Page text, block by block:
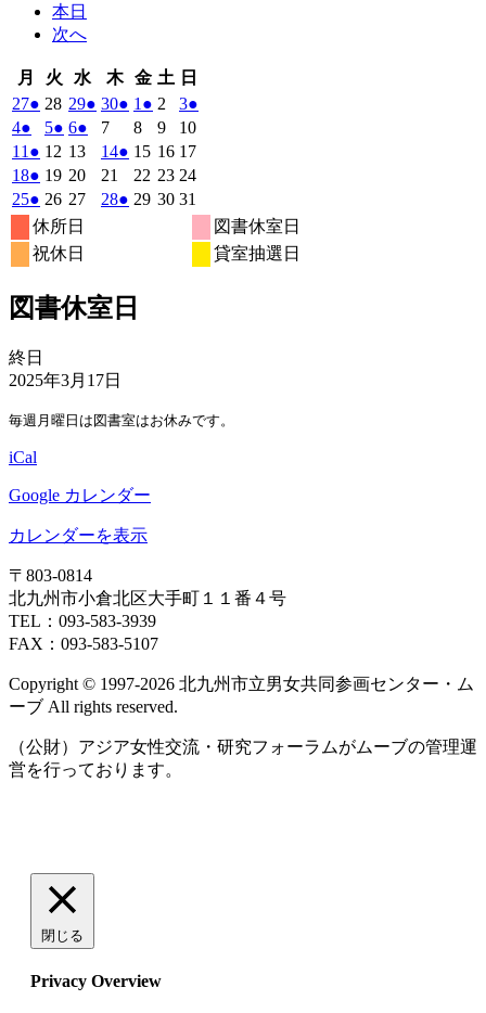
本日
次へ
月
月
曜
日
火 火
曜
日
水
曜
日
木木
曜
日
金金
曜
日
土 土
曜
日
日
曜
272026
年
4
月
27
日
● (1
件
の
イ
ベ
ン
ト)
282026
年
月
28
日
292026
年
月
29
日
● (1
件
の
イ
ベ
302026
4
月
30
日
● (1
件
の
イ
ベ
1 2026
年
5
月
1
日
● (1
件
の
イ
ベ
2 2026
年
5
月
2
日
32026
年
5
月
3
日
●
ン
ト)
42026
年
5
月
4
日
●
件
の
イ
ベ
ン
ト)
52026
年
5
月
5
日
● (1
件
の
イ
ベ
ン
ト)
62026
年
5
月
6
日
●
件
の
イ
72026
年
5
月
7
82026
年
5
月
8
92026
年
5
月
9
102026
年
10
11 2026
年
5
月
11
日
● (1
件
の
イ
ベ
ン
12 2026
年
12
日
132026
年
5
月
142026
5
月
● (1
件
の
152026
年
5
162026
年
5
172026
月
182026
年
5
月
18
● (1
件
の
イ
ベ
ト)
192026
年
5
月
19
202026
年
21
2026
年
22 2026
年
232026
年
242026
5
月
252026
年
5
月
日
● (1
件
の
イ
ン
262026
年
5
月
日
272026
日
282026
日
● (1
ン
292026
302026
31
年
5
休所日
図書休室日
祝休日
貸室抽選日
図書休室日
図
書
室
日
終日
2025年3月17日
毎週月曜日は図書室はお休みです。
iCal
Google カレンダー
カレンダーを表示
〒803‐0814
北九州市小倉北区大手町１１番４号
TEL：093‐583‐3939
FAX：093‐583‐5107
Copyright © 1997‐2026 北九州市立男女共同参画センター・ム
ーブ All rights reserved.
（公財）アジア女性交流・研究フォーラムがムーブの管理運
営を行っております。
閉じる
Privacy Overview